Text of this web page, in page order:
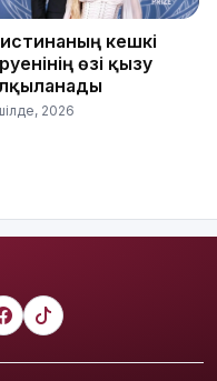
кешкі
өзі қызу
2026